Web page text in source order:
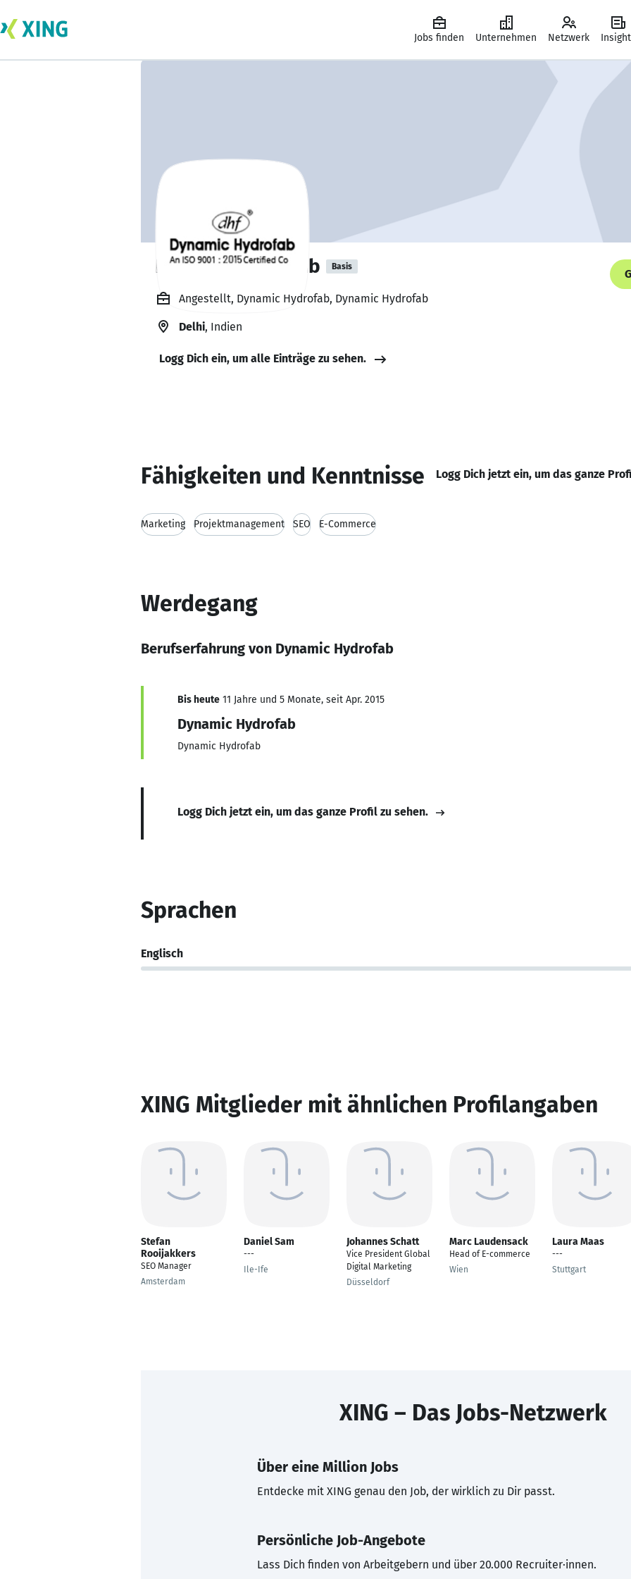
Jobs finden Unternehmen Netzwerk
Dynamic Hydrofab Basis
Angestellt, Dynamic Hydrofab, Dynamic Hydrofab
Delhi, Indien
Logg Dich ein, um alle Einträge zu sehen.
Fähigkeiten und Kenntnisse Logg Dich jetzt ein, um das ganze
Marketing Projektmanagement SEO E-Commerce
Werdegang
Berufserfahrung von Dynamic Hydrofab
Bis heute 11 Jahre und 5 Monate, seit Apr. 2015
Dynamic Hydrofab
Dynamic Hydrofab
Logg Dich jetzt ein, um das ganze Profil zu sehen.
Sprachen
Englisch
XING Mitglieder mit ähnlichen Profilangaben
Stefan
Rooijakkers
SEO Manager
Amsterdam
Daniel Sam
---
Ile-Ife
Johannes Schatt
Vice President Global
Digital Marketing
Düsseldorf
Marc Laudensack
Head of E-commerce
Wien
Laura Maas
---
Stuttgart
XING – Das Jobs-Netzwerk
Über eine Million Jobs
Entdecke mit XING genau den Job, der wirklich zu Dir passt.
Persönliche Job-Angebote
Lass Dich finden von Arbeitgebern und über 20.000 Recruiter·innen.